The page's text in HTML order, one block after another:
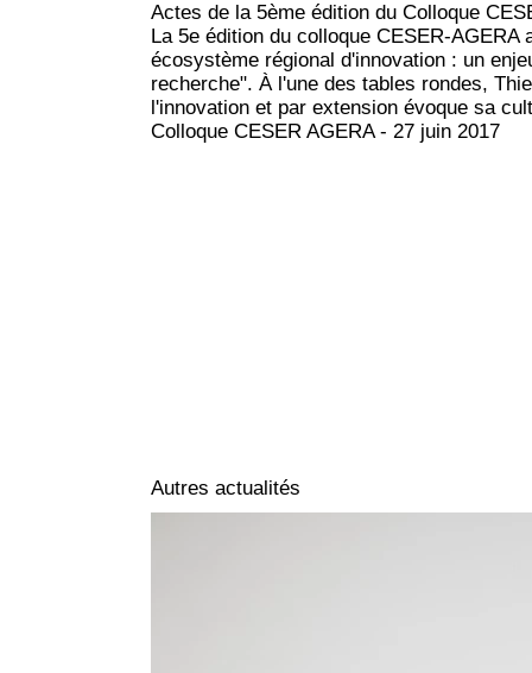
Actes de la 5ème édition du Colloque
La 5e édition du colloque CESER-
écosystème régional d'innovation : un
recherche". À l'une des tables rondes,
l'innovation et par extension évoque sa
Colloque CESER AGERA - 27 juin 2017
Autres actualités